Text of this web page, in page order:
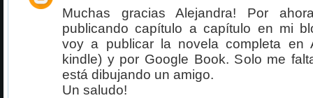
Muchas gracias Alejandra! Por
publicando capítulo a capítulo en mi
voy a publicar la novela completa en
kindle) y por Google Book. Solo me
está dibujando un amigo.
Un saludo!